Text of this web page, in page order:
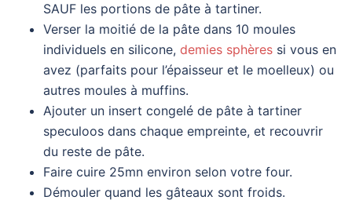
SAUF les portions de pâte à tartiner.
Verser la moitié de la pâte dans 10 moules
individuels en silicone, demies sphères si vous en
avez (parfaits pour l’épaisseur et le moelleux) ou
autres moules à muffins.
Ajouter un insert congelé de pâte à tartiner
speculoos dans chaque empreinte, et recouvrir
du reste de pâte.
Faire cuire 25mn environ selon votre four.
Démouler quand les gâteaux sont froids.